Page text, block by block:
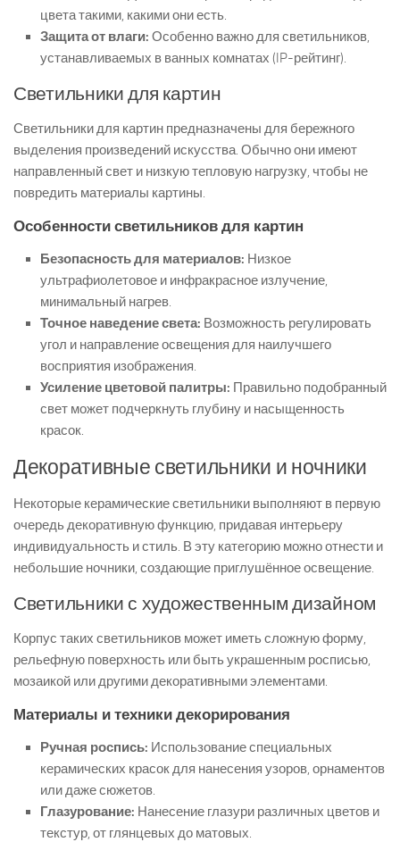
цвета такими, какими они есть.
Защита от влаги: Особенно важно для светильников,
устанавливаемых в ванных комнатах (IP-рейтинг).
Светильники для картин
Светильники для картин предназначены для бережного
выделения произведений искусства. Обычно они имеют
направленный свет и низкую тепловую нагрузку, чтобы не
повредить материалы картины.
Особенности светильников для картин
Безопасность для материалов: Низкое
ультрафиолетовое и инфракрасное излучение,
минимальный нагрев.
Точное наведение света: Возможность регулировать
угол и направление освещения для наилучшего
восприятия изображения.
Усиление цветовой палитры: Правильно подобранный
свет может подчеркнуть глубину и насыщенность
красок.
Декоративные светильники и ночники
Некоторые керамические светильники выполняют в первую
очередь декоративную функцию, придавая интерьеру
индивидуальность и стиль. В эту категорию можно отнести и
небольшие ночники, создающие приглушённое освещение.
Светильники с художественным дизайном
Корпус таких светильников может иметь сложную форму,
рельефную поверхность или быть украшенным росписью,
мозаикой или другими декоративными элементами.
Материалы и техники декорирования
Ручная роспись: Использование специальных
керамических красок для нанесения узоров, орнаментов
или даже сюжетов.
Глазурование: Нанесение глазури различных цветов и
текстур, от глянцевых до матовых.